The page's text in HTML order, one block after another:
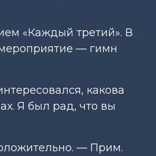
«Каждый третий». В
— гимн
какова
Я был рад, что вы
— Прим.